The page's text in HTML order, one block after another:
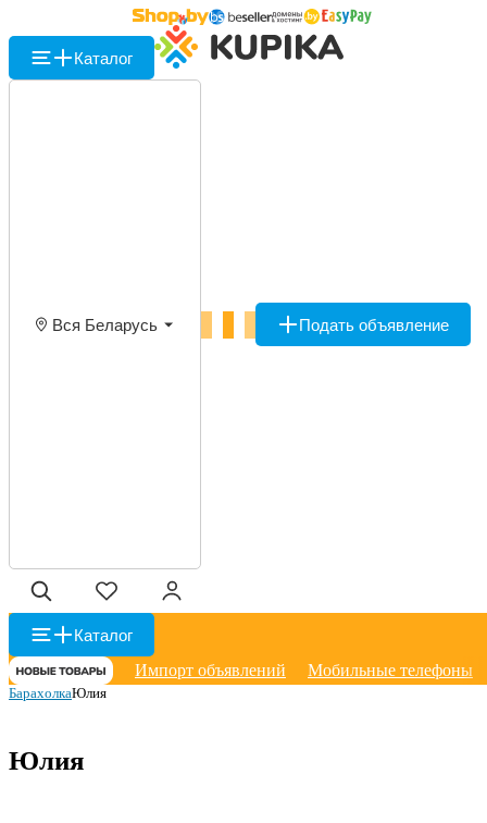
Каталог
Вся Беларусь Подать объявление
Каталог
Импорт объявлений
Мобильные телефоны
БарахолкаЮлия
Юлия